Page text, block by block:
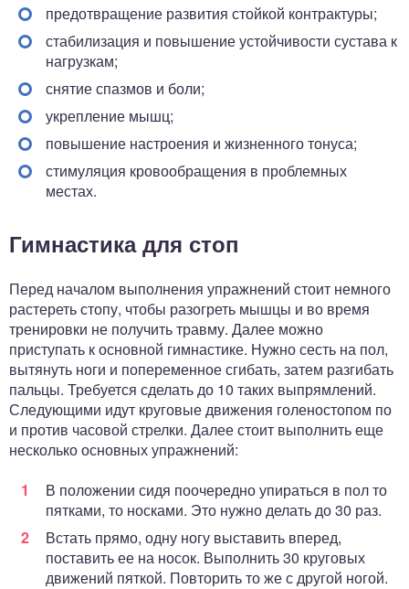
предотвращение развития стойкой контрактуры;
стабилизация и повышение устойчивости сустава к
нагрузкам;
снятие спазмов и боли;
укрепление мышц;
повышение настроения и жизненного тонуса;
стимуляция кровообращения в проблемных
местах.
Гимнастика для стоп­
Перед началом выполнения упражнений стоит немного
растереть стопу, чтобы разогреть мышцы и во время
тренировки не получить травму. Далее можно
приступать к основной гимнастике. Нужно сесть на пол,
вытянуть ноги и попеременное сгибать, затем разгибать
пальцы. Требуется сделать до 10 таких выпрямлений.
Следующими идут круговые движения голеностопом по
и против часовой стрелки. Далее стоит выполнить еще
несколько основных упражнений:
В положении сидя поочередно упираться в пол то
пятками, то носками. Это нужно делать до 30 раз.
Встать прямо, одну ногу выставить вперед,
поставить ее на носок. Выполнить 30 круговых
движений пяткой. Повторить то же с другой ногой.